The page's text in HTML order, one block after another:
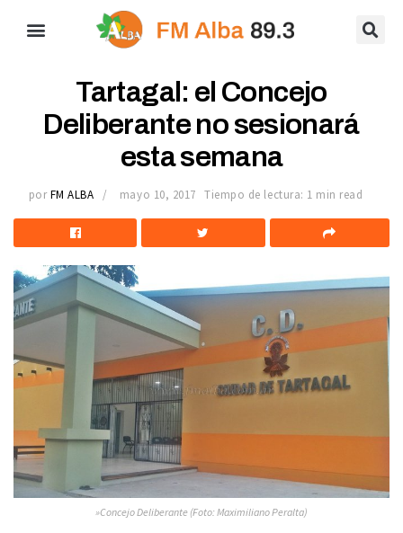
Tartagal: el Concejo
Deliberante no sesionará
esta semana
por FM ALBA mayo 10, 2017 Tiempo de lectura: 1 min read
»Concejo Deliberante (Foto: Maximiliano Peralta)